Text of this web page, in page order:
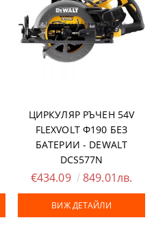
ЦИРКУЛЯР РЪЧЕН 54V
FLEXVOLT Ф190 БЕЗ
БАТЕРИИ - DEWALT
DCS577N
€434.09 849.01лв.
ВИЖ ДЕТАЙЛИ